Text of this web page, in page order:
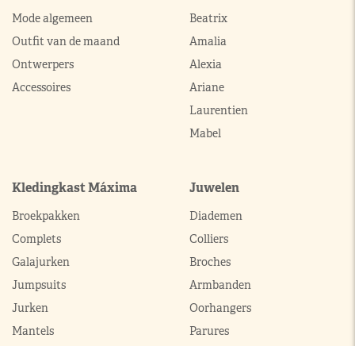
Mode algemeen
Outfit van de maand
Ontwerpers
Accessoires
Beatrix
Amalia
Alexia
Ariane
Laurentien
Mabel
Kledingkast Máxima
Broekpakken
Complets
Galajurken
Jumpsuits
Jurken
Mantels
Juwelen
Diademen
Colliers
Broches
Armbanden
Oorhangers
Parures